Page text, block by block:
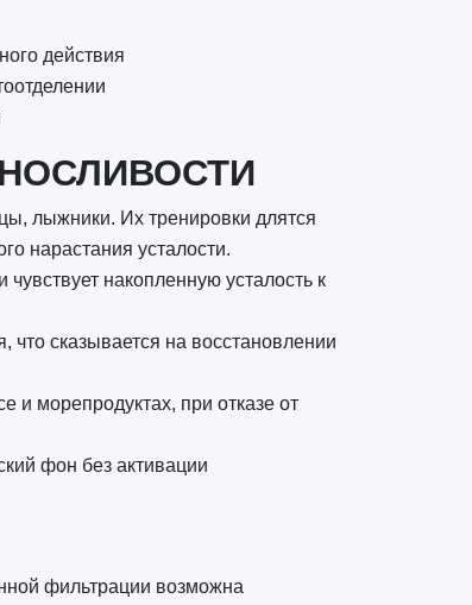
действия
лыжники. Их тренировки длятся
нарастания усталости.
накопленную усталость к
что сказывается на восстановлении
и морепродуктах, при отказе от
фон без активации
фильтрации возможна